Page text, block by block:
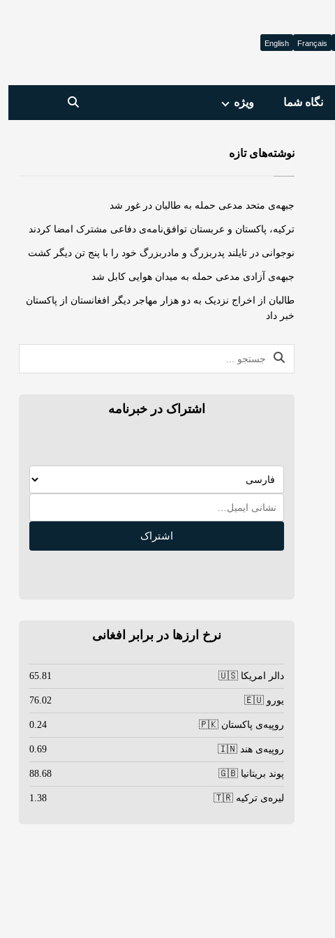
Français
English
نگاه شما ویژه‌
نوشته‌های تازه
جبهه‌ی متحد مدعی حمله به طالبان در غور شد
ترکیه، پاکستان و عربستان توافق‌نامه‌ی دفاعی مشترک امضا کردند
نوجوانی در تایلند پدربزرگ و مادربزرگ خود را با پنج تن دیگر کشت
جبهه‌ی آزادی مدعی حمله به میدان هوایی کابل شد
طالبان از اخراج نزدیک به دو هزار مهاجر دیگر افغانستان از پاکستان
خبر داد
اشتراک در خبرنامه
اشتراک
نرخ ارزها در برابر افغانی
دالر امریکا 🇺🇸 65.81
یورو 🇪🇺 76.02
روپیه‌ی پاکستان 🇵🇰 0.24
روپیه‌ی هند 🇮🇳 0.69
پوند بریتانیا 🇬🇧 88.68
لیره‌ی ترکیه 🇹🇷 1.38